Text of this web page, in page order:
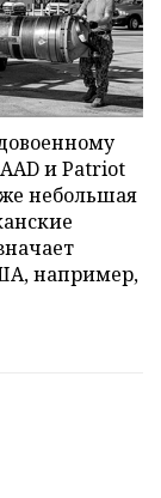
и Patriot
небольшая
например,